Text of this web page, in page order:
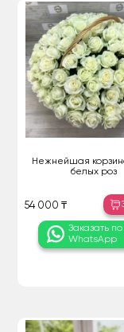
Нежнейшая
белых роз
54 000 ₸
Заказать по
WhatsApp